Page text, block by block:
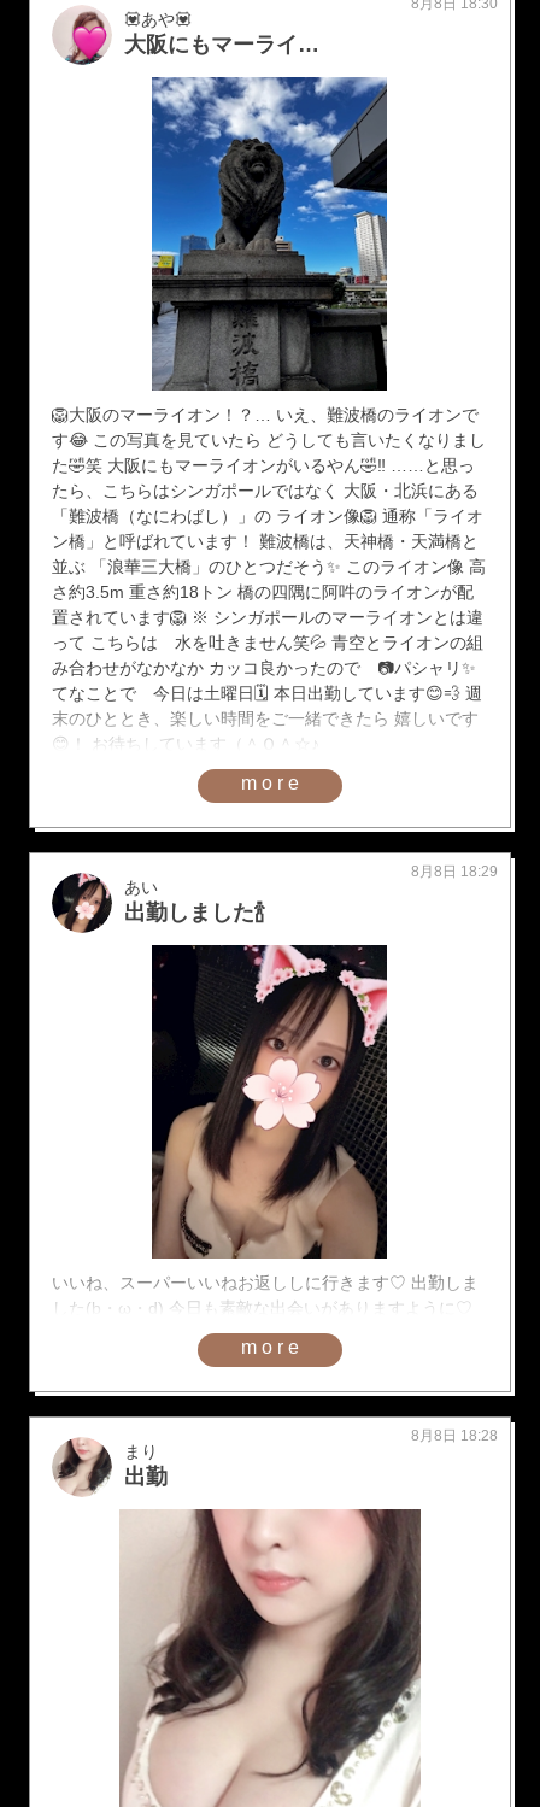
💟あや💟
大阪にもマーライオン！？🦁😂
🦁大阪のマーライオン！？… いえ、難波橋のライオンで
す😂 この写真を見ていたら どうしても言いたくなりまし
た🤣笑 大阪にもマーライオンがいるやん🤣‼️ ……と思っ
たら、こちらはシンガポールではなく 大阪・北浜にある
「難波橋（なにわばし）」の ライオン像🦁 通称「ライオ
ン橋」と呼ばれています！ 難波橋は、天神橋・天満橋と
並ぶ 「浪華三大橋」のひとつだそう✨ このライオン像 高
さ約3.5m 重さ約18トン 橋の四隅に阿吽のライオンが配
置されています🦁 ※ シンガポールのマーライオンとは違
って こちらは 水を吐きません笑💦 青空とライオンの組
み合わせがなかなか カッコ良かったので 📷パシャリ✨
てなことで 今日は土曜日🗓️ 本日出勤しています😊💨 週
末のひととき、楽しい時間をご一緒できたら 嬉しいです
😊！ お待ちしています（＾Ｏ＾☆♪
more
あい
出勤しました🍾
8月8日 18:29
いいね、スーパーいいねお返ししに行きます♡ 出勤しま
した(b・ω・d) 今日も素敵な出会いがありますように♡
more
まり
出勤
8月8日 18:28